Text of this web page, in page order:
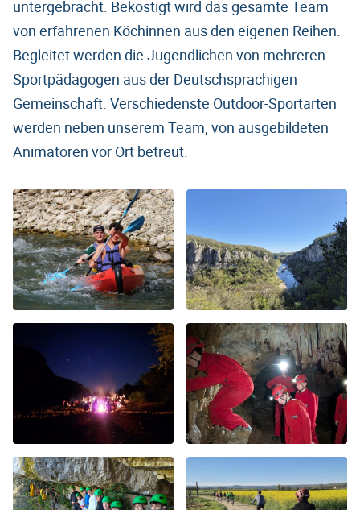
untergebracht. Beköstigt wird das gesamte Team
von erfahrenen Köchinnen aus den eigenen Reihen.
Begleitet werden die Jugendlichen von mehreren
Sportpädagogen aus der Deutschsprachigen
Gemeinschaft. Verschiedenste Outdoor-Sportarten
werden neben unserem Team, von ausgebildeten
Animatoren vor Ort betreut.